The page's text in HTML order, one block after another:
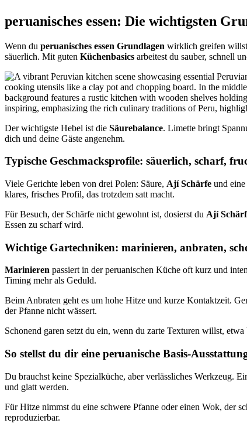
peruanisches essen: Die wichtigsten
Wenn du peruanisches essen Grundlagen wirklich greifen
säuerlich. Mit guten Küchenbasics arbeitest du sauber, schnell
Der wichtigste Hebel ist die Säurebalance. Limette bringt
dich und deine Gäste angenehm.
Typische Geschmacksprofile: säuerlich, scharf,
Viele Gerichte leben von drei Polen: Säure, Ají Schärfe und
klares, frisches Profil, das trotzdem satt macht.
Für Besuch, der Schärfe nicht gewohnt ist, dosierst du Ají
Essen zu scharf wird.
Wichtige Gartechniken: marinieren, anbraten,
Marinieren passiert in der peruanischen Küche oft kurz und
Timing mehr als Geduld.
Beim Anbraten geht es um hohe Hitze und kurze Kontaktzeit.
der Pfanne nicht wässert.
Schonend garen setzt du ein, wenn du zarte Texturen willst,
So stellst du dir eine peruanische Basis-
Du brauchst keine Spezialküche, aber verlässliches Werkzeug.
und glatt werden.
Für Hitze nimmst du eine schwere Pfanne oder einen Wok, der
reproduzierbar.